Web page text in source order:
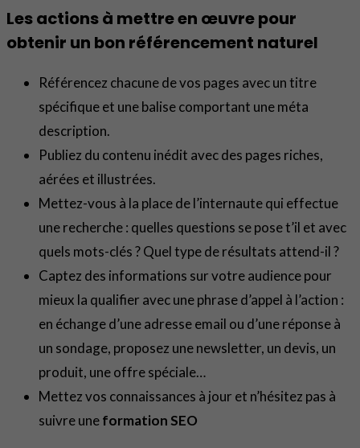
Les actions à mettre en œuvre pour
obtenir un bon référencement naturel
Référencez chacune de vos pages avec un titre
spécifique et une balise comportant une méta
description.
Publiez du contenu inédit avec des pages riches,
aérées et illustrées.
Mettez-vous à la place de l’internaute qui effectue
une recherche : quelles questions se pose t’il et avec
quels mots-clés ? Quel type de résultats attend-il ?
Captez des informations sur votre audience pour
mieux la qualifier avec une phrase d’appel à l’action :
en échange d’une adresse email ou d’une réponse à
un sondage, proposez une newsletter, un devis, un
produit, une offre spéciale…
Mettez vos connaissances à jour et n’hésitez pas à
suivre uneformation SEO